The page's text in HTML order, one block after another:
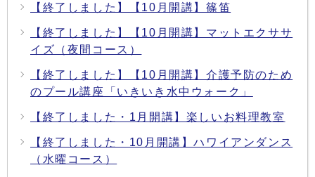
【終了しました】【10月開講】篠笛
【終了しました】【10月開講】マットエクササ
イズ（夜間コース）
【終了しました】【10月開講】介護予防のため
のプール講座「いきいき水中ウォーク」
【終了しました・1月開講】楽しいお料理教室
【終了しました・10月開講】ハワイアンダンス
（水曜コース）